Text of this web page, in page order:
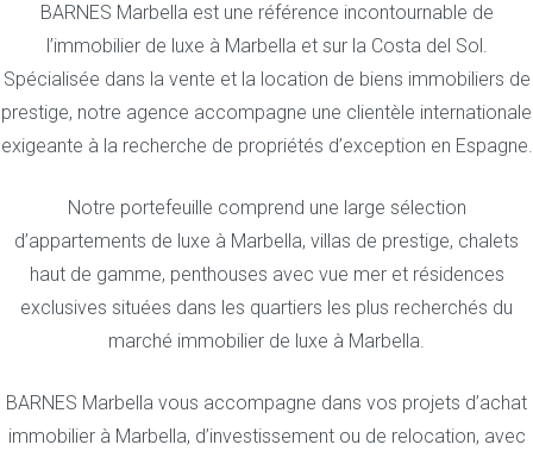
BARNES Marbella est une référence incontournable de
l’immobilier de luxe à Marbella et sur la Costa del Sol.
Spécialisée dans la vente et la location de biens immobiliers de
prestige, notre agence accompagne une clientèle internationale
exigeante à la recherche de propriétés d’exception en Espagne.
Notre portefeuille comprend une large sélection
d’appartements de luxe à Marbella, villas de prestige, chalets
haut de gamme, penthouses avec vue mer et résidences
exclusives situées dans les quartiers les plus recherchés du
marché immobilier de luxe à Marbella.
BARNES Marbella vous accompagne dans vos projets d’achat
immobilier à Marbella, d’investissement ou de relocation, avec